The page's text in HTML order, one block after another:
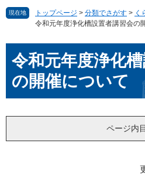
現在地 トップページ > 分類でさがす > く
令和元年度浄化槽設置者講習会の
文令和元年度浄化
の開催について
ページ内